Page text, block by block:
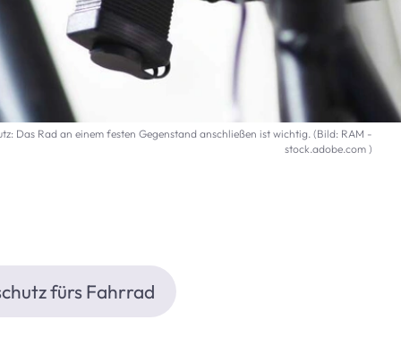
Das Rad an einem festen Gegenstand anschließen ist wichtig. (Bild: RAM -
stock.adobe.com )
fürs Fahrrad